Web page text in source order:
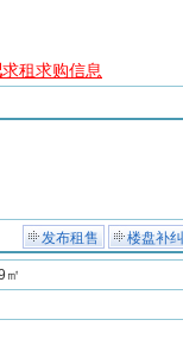
求租求购信息
发布租售
楼盘补纠
㎡